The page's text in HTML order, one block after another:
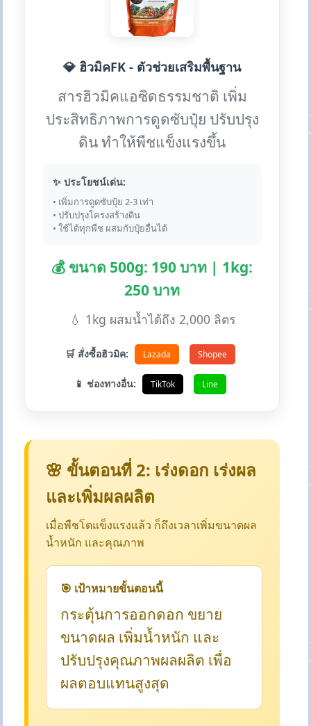
💎 ฮิวมิคFK - ตัวช่วยเสริมพื้นฐาน
สารฮิวมิคแอซิดธรรมชาติ เพิ่ม
ประสิทธิภาพการดูดซับปุ๋ย ปรับปรุง
ดิน ทำให้พืชแข็งแรงขึ้น
✨ ประโยชน์เด่น:
• เพิ่มการดูดซับปุ๋ย 2-3 เท่า
• ปรับปรุงโครงสร้างดิน
• ใช้ได้ทุกพืช ผสมกับปุ๋ยอื่นได้
💰 ขนาด 500g: 190 บาท | 1kg:
250 บาท
💧 1kg ผสมน้ำได้ถึง 2,000 ลิตร
🛒 สั่งซื้อฮิวมิค: Lazada Shopee
📱 ช่องทางอื่น: TikTok Line
🌸 ขั้นตอนที่ 2: เร่งดอก เร่งผล
และเพิ่มผลผลิต
เมื่อพืชโตแข็งแรงแล้ว ก็ถึงเวลาเพิ่มขนาดผล
น้ำหนัก และคุณภาพ
🎯 เป้าหมายขั้นตอนนี้
กระตุ้นการออกดอก ขยาย
ขนาดผล เพิ่มน้ำหนัก และ
ปรับปรุงคุณภาพผลผลิต เพื่อ
ผลตอบแทนสูงสุด